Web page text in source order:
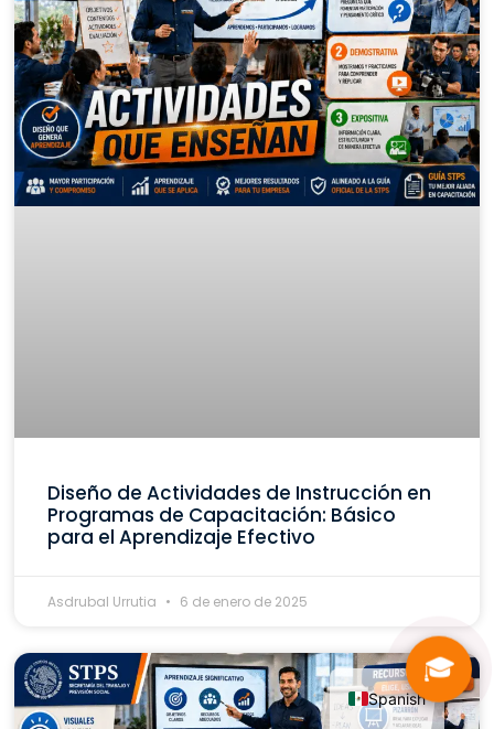
Diseño de Actividades de Instrucción en
Programas de Capacitación: Básico
para el Aprendizaje Efectivo
Asdrubal Urrutia 6 de enero de 2025
🎓
Spanish